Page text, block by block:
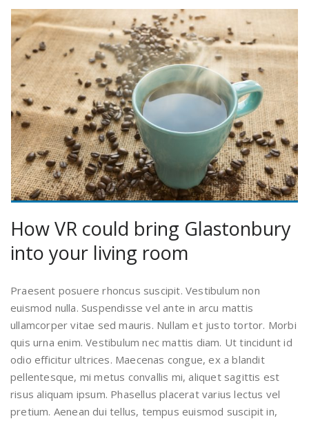
How VR could bring Glastonbury
into your living room
Praesent posuere rhoncus suscipit. Vestibulum non
euismod nulla. Suspendisse vel ante in arcu mattis
ullamcorper vitae sed mauris. Nullam et justo tortor. Morbi
quis urna enim. Vestibulum nec mattis diam. Ut tincidunt id
odio efficitur ultrices. Maecenas congue, ex a blandit
pellentesque, mi metus convallis mi, aliquet sagittis est
risus aliquam ipsum. Phasellus placerat varius lectus vel
pretium. Aenean dui tellus, tempus euismod suscipit in,